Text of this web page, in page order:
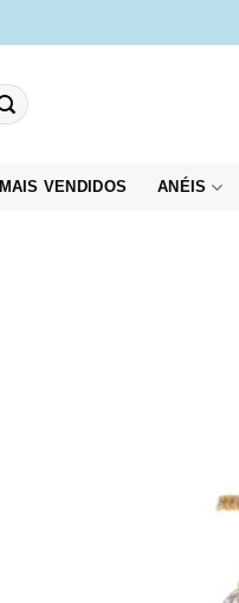
MAIS VENDIDOS ANÉIS